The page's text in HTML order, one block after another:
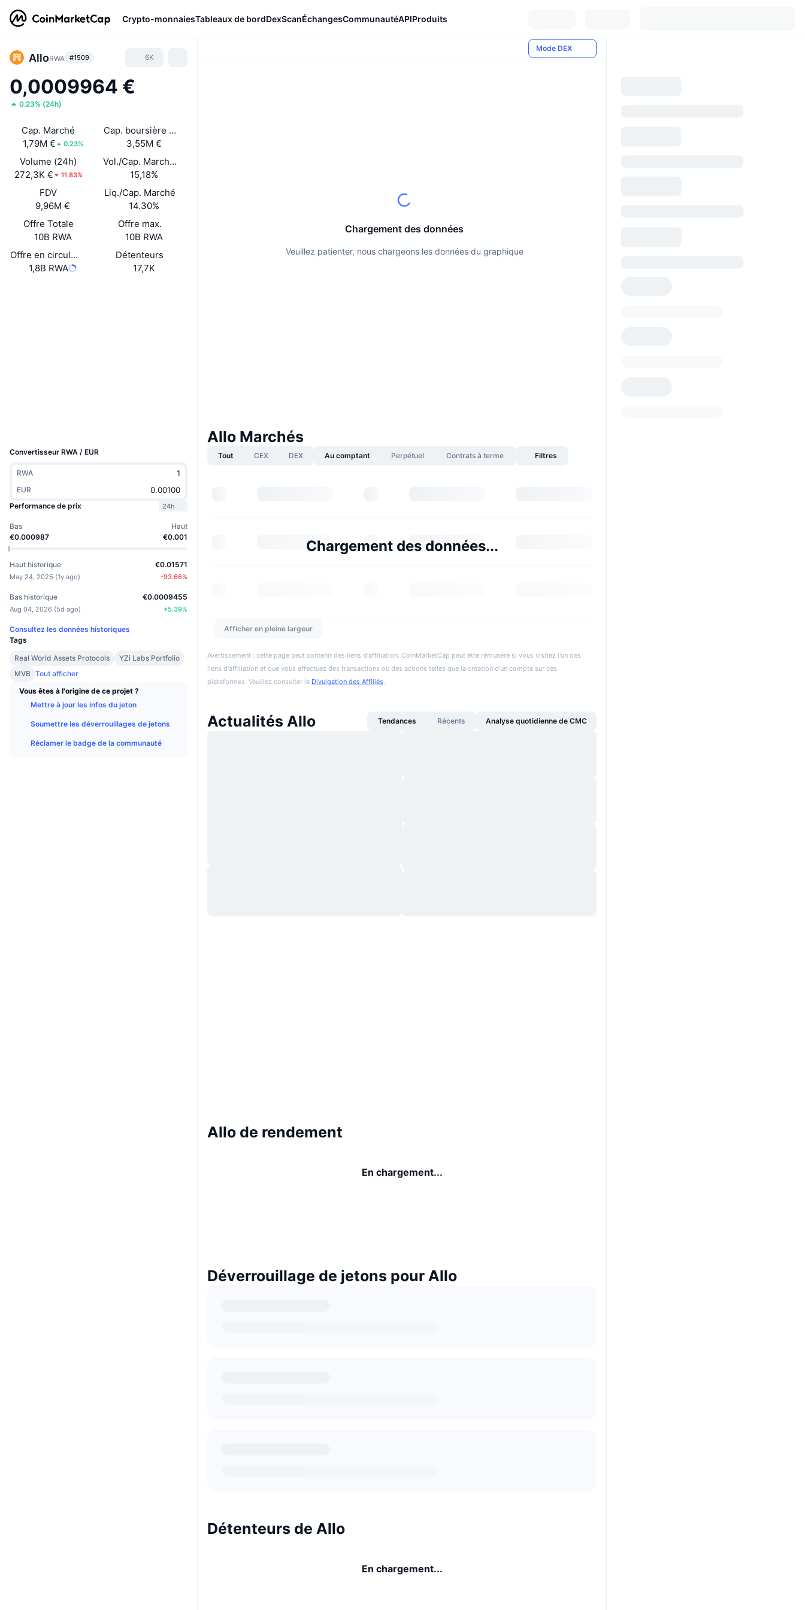
Crypto-monnaiesTableaux de bordDexScanÉchangesCommunautéAPIProduits
AlloRWA #1509 6K
0,0009964 €
0.23% (24h)
Cap. Marché
1,79M €
0.23%
Cap. boursière déverrouillée
3,55M €
Volume (24h)
272,3K €
11.83%
Vol./Cap. Marché (24 h)
15,18%
FDV
9,96M €
Liq./Cap. Marché
14.30%
Offre Totale
10B RWA
Offre max.
10B RWA
Offre en circulation
1,8B RWA
Détenteurs
17,7K
Convertisseur RWA / EUR
RWA
EUR
Performance de prix
24h
Bas
€0.000987
Haut
€0.001
Haut historique
May 24, 2025 (1y ago)
€0.01571
-93.66%
Bas historique
Aug 04, 2026 (5d ago)
€0.0009455
+5.39%
Consultez les données historiques
Tags
Real World Assets Protocols
YZi Labs Portfolio
MVB Tout afficher
Vous êtes à l'origine de ce projet ?
Mettre à jour les infos du jeton
Soumettre les déverrouillages de jetons
Réclamer le badge de la communauté
Mode DEX
Chargement des données
Veuillez patienter, nous chargeons les données du graphique
Allo Marchés
Tout CEX DEX Au comptant Perpétuel Contrats à terme Filtres
Chargement des données...
Afficher en pleine largeur
Avertissement : cette page peut contenir des liens d'affiliation. CoinMarketCap peut être rémunéré si vous visitez l'un des
liens d'affiliation et que vous effectuez des transactions ou des actions telles que la création d'un compte sur ces
plateformes. Veuillez consulter la Divulgation des Affiliés.
Actualités Allo Tendances Récents Analyse quotidienne de CMC
Allo de rendement
En chargement...
Déverrouillage de jetons pour Allo
Détenteurs de Allo
En chargement...